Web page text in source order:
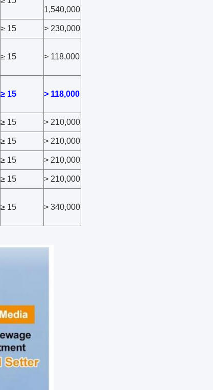
1,540,000
≥ 15 > 230,000
≥ 15 > 118,000
≥ 15 > 118,000
≥ 15 > 210,000
≥ 15 > 210,000
≥ 15 > 210,000
≥ 15 > 210,000
≥ 15 > 340,000